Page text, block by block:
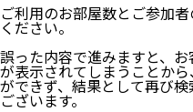
ご利用のお部屋数とご参加者
ください。
誤った内容で進みますと、
が表示されてしまうことか
ができず、結果として再び
ございます。